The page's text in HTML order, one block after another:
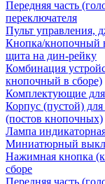
Передняя часть
переключателя
Пульт управления,
Кнопка/кнопочный
щита на дин-рейку
Комбинация
кнопочный в сборе)
Комплектующие для
Корпус (пустой)
(постов кнопочных)
Лампа
Миниатюрный
Нажимная кнопка
сборе
Передняя часть